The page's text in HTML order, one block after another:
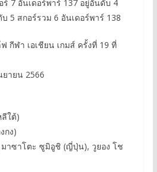
7 อันเดอร์พาร์ 137 อยู่อันดับ 4
5 สกอร์รวม 6 อันเดอร์พาร์ 138
กีฬา เอเชียน เกมส์ ครั้งที่ 19 ที่
ายน 2566
ใต้)
กง)
าซาโตะ ซูมิอูชิ (ญี่ปุ่น), วูยอง โช